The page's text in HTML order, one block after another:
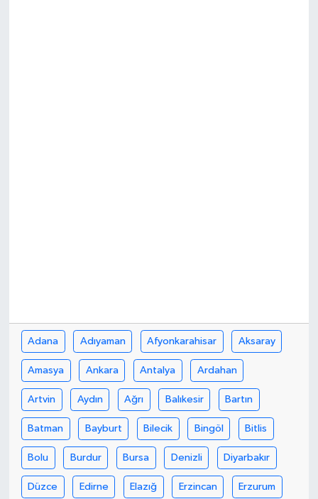
Adana Adıyaman Afyonkarahisar Aksaray
Amasya Ankara Antalya Ardahan
Artvin Aydın Ağrı Balıkesir Bartın
Batman Bayburt Bilecik Bingöl Bitlis
Bolu Burdur Bursa Denizli Diyarbakır
Düzce Edirne Elazığ Erzincan Erzurum